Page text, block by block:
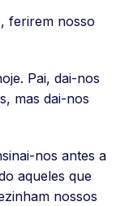
ferirem nosso
Pai, dai-nos
mas dai-nos
nos antes a
aqueles que
nossos